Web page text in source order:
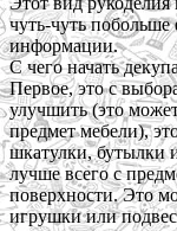
чуть-чуть побольше
информации.
С чего начать
Первое, это с
улучшить (это
предмет мебели),
шкатулки, бутылки
лучше всего с
поверхности. Это
игрушки или